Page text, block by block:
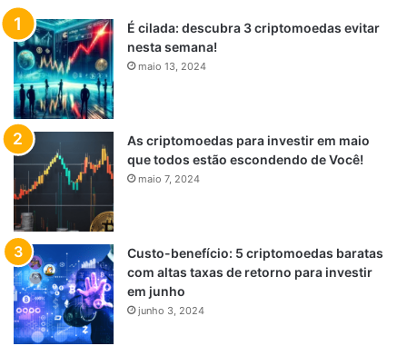
É cilada: descubra 3 criptomoedas evitar
nesta semana!
maio 13, 2024
As criptomoedas para investir em maio
que todos estão escondendo de Você!
maio 7, 2024
Custo-benefício: 5 criptomoedas baratas
com altas taxas de retorno para investir
em junho
junho 3, 2024